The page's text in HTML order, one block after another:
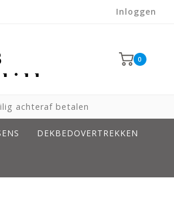
Inloggen
0
achteraf betalen
DEKBEDOVERTREKKEN